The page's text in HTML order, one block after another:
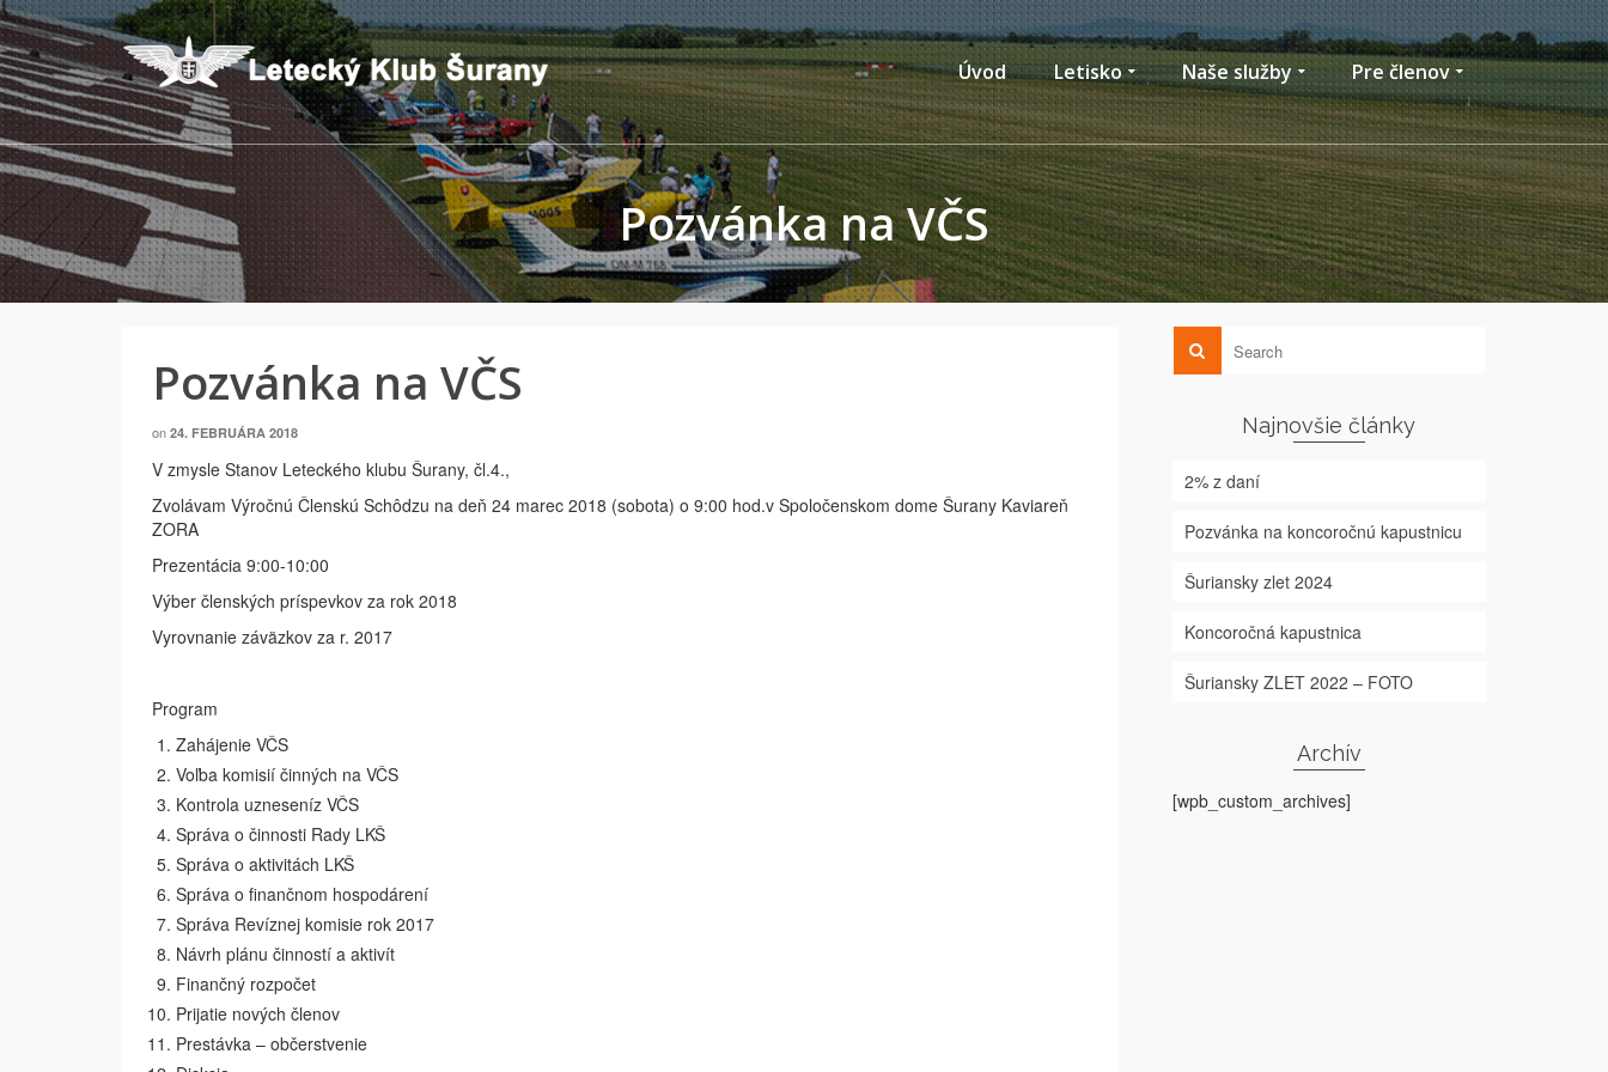
Úvod Letisko Naše služby Pre členov
Pozvánka na VČS
Pozvánka na VČS
on 24. FEBRUÁRA 2018
V zmysle Stanov Leteckého klubu Šurany, čl.4.,
Zvolávam Výročnú Členskú Schôdzu na deň 24 marec 2018 (sobota) o 9:00 hod.v Spoločenskom dome Šurany Kaviareň
ZORA
Prezentácia 9:00-10:00
Výber členských príspevkov za rok 2018
Vyrovnanie záväzkov za r. 2017
Program
Zahájenie VČS
Voľba komisií činných na VČS
Kontrola uzneseníz VČS
Správa o činnosti Rady LKŠ
Správa o aktivitách LKŠ
Správa o finančnom hospodárení
Správa Revíznej komisie rok 2017
Návrh plánu činností a aktivít
Finančný rozpočet
Prijatie nových členov
Prestávka – občerstvenie
Najnovšie články
2% z daní
Pozvánka na koncoročnú kapustnicu
Šuriansky zlet 2024
Koncoročná kapustnica
Šuriansky ZLET 2022 – FOTO
Archív
[wpb_custom_archives]